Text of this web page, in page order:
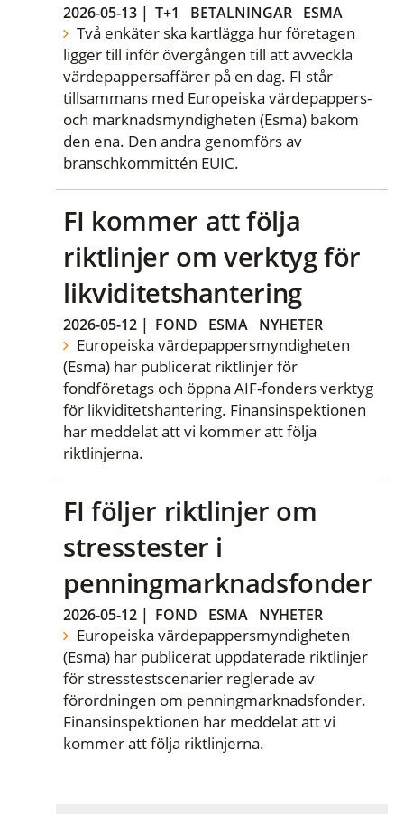
2026-05-13 | T+1 BETALNINGAR ESMA
Två enkäter ska kartlägga hur företagen
ligger till inför övergången till att avveckla
värdepappersaffärer på en dag. FI står
tillsammans med Europeiska värdepappers-
och marknadsmyndigheten (Esma) bakom
den ena. Den andra genomförs av
branschkommittén EUIC.
FI kommer att följa
riktlinjer om verktyg för
likviditetshantering
2026-05-12 | FOND ESMA NYHETER
Europeiska värdepappersmyndigheten
(Esma) har publicerat riktlinjer för
fondföretags och öppna AIF-fonders verktyg
för likviditetshantering. Finansinspektionen
har meddelat att vi kommer att följa
riktlinjerna.
FI följer riktlinjer om
stresstester i
penningmarknadsfonder
2026-05-12 | FOND ESMA NYHETER
Europeiska värdepappersmyndigheten
(Esma) har publicerat uppdaterade riktlinjer
för stresstestscenarier reglerade av
förordningen om penningmarknadsfonder.
Finansinspektionen har meddelat att vi
kommer att följa riktlinjerna.